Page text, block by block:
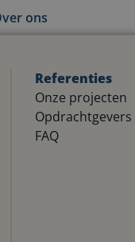
ons
Referenties
Onze projecten
Opdrachtgevers
FAQ